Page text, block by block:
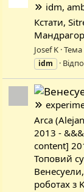
idm,
Кстати,
Josef K Тема
idm
Arca
2013 -
content]
Топовий
роботах з